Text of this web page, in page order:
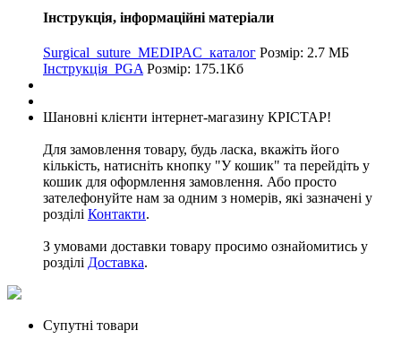
Інструкція, інформаційні матеріали
Surgical_suture_MEDIPAC_каталог Розмір: 2.7 МБ
Інструкція_PGA Розмір: 175.1Кб
Шановні клієнти інтернет-магазину КРІСТАР!
Для замовлення товару, будь ласка, вкажіть його
кількість, натисніть кнопку "У кошик" та перейдіть у
кошик для оформлення замовлення. Або просто
зателефонуйте нам за одним з номерів, які зазначені у
розділі Контакти.
З умовами доставки товару просимо ознайомитись у
розділі Доставка.
Супутні товари